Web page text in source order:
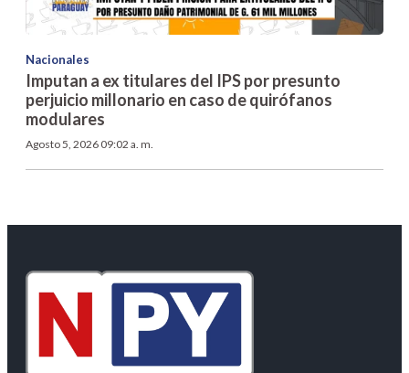
Nacionales
Imputan a ex titulares del IPS por presunto
perjuicio millonario en caso de quirófanos
modulares
Agosto 5, 2026 09:02 a. m.